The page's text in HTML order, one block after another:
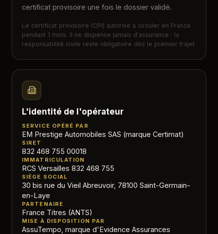
certificat provisoire une fois le dossier validé.
Le certificat provisoire (CPI) autorise à circuler en France
pendant 1 mois. Il ne dispense jamais d'assurance : la
responsabilité civile reste obligatoire dès le premier trajet.
L'identité de l'opérateur
SERVICE OPÉRÉ PAR
EM Prestige Automobiles SAS (marque Certimat)
SIRET
832 468 755 00018
IMMATRICULATION
RCS Versailles 832 468 755
SIÈGE SOCIAL
30 bis rue du Vieil Abreuvoir, 78100 Saint-Germain-
en-Laye
PARTENAIRE
France Titres (ANTS)
MISE À DISPOSITION PAR
AssuTempo, marque d'Evidence Assurances